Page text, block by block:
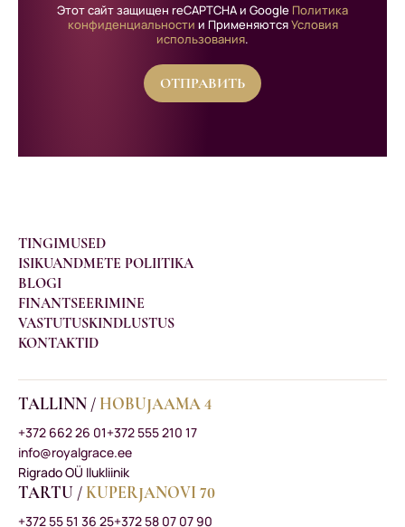
Этот сайт защищен reCAPTCHA и Google Политика
конфиденциальности и ПрименяютсяУсловия
использования.
TINGIMUSED
ISIKUANDMETE POLIITIKA
BLOGI
FINANTSEERIMINE
VASTUTUSKINDLUSTUS
KONTAKTID
TALLINN / HOBUJAAMA 4
+372 662 26 01+372 555 210 17
info@royalgrace.ee
Rigrado OÜ Ilukliinik
TARTU / KUPERJANOVI 70
+372 55 51 36 25+372 58 07 07 90